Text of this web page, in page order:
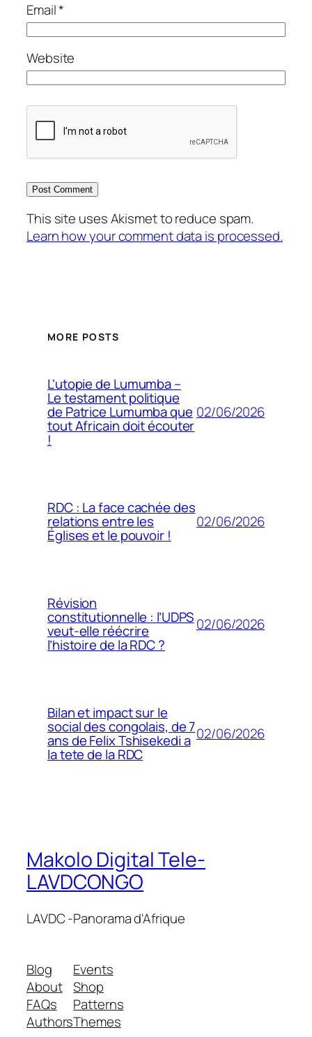
Email*
Website
This site uses Akismet to reduce spam.
Learn how your comment data is processed.
MORE POSTS
L’utopie de Lumumba –
Le testament politique
de Patrice Lumumba que
tout Africain doit écouter
!
02/06/2026
RDC : La face cachée des
relations entre les
Églises et le pouvoir !
02/06/2026
Révision
constitutionnelle : l’UDPS
veut-elle réécrire
l’histoire de la RDC ?
02/06/2026
Bilan et impact sur le
social des congolais, de 7
ans de Felix Tshisekedi a
la tete de la RDC
02/06/2026
Makolo Digital Tele-
LAVDCONGO
LAVDC -Panorama d'Afrique
Blog
About
FAQs
Authors
Events
Shop
Patterns
Themes